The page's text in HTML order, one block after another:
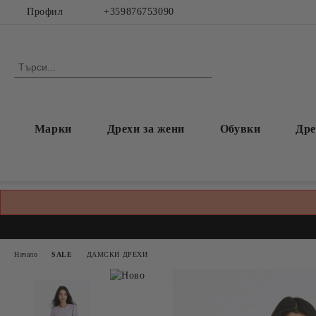
Профил +359876753090
Марки Дрехи за жени Обувки
Начало SALE ДАМСКИ ДРЕХИ